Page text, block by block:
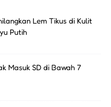
Lem Tikus di Kulit
Putih
Masuk SD di Bawah 7